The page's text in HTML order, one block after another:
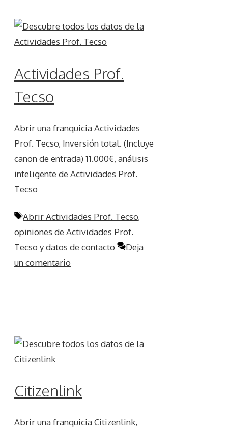
Actividades Prof.
Tecso
Abrir una franquicia Actividades
Prof. Tecso, Inversión total. (Incluye
canon de entrada) 11.000€, análisis
inteligente de Actividades Prof.
Tecso
Etiquetas
Abrir Actividades Prof. Tecso,
opiniones de Actividades Prof.
Tecso y datos de contacto
Deja
un comentario
Citizenlink
Abrir una franquicia Citizenlink,